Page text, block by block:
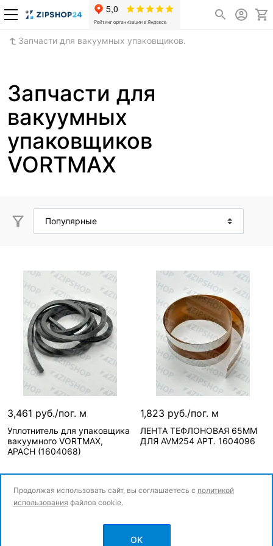
Запчасти для вакуумных упаковщиков.
Запчасти для
вакуумных
упаковщиков
VORTMAX
3,461 руб./пог. м
Уплотнитель для упаковщика
вакуумного VORTMAX,
APACH (1604068)
1,823 руб./пог. м
ЛЕНТА ТЕФЛОНОВАЯ 65ММ
ДЛЯ AVM254 АРТ. 1604096
Политика конфиденциальности
Продолжая использовать сайт, вы соглашаетесь с политикой
использования файлов cookie.
OK